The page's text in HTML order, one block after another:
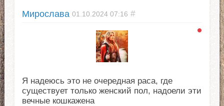
Мирослава 01.10.2024 07:16 #
Я надеюсь это не очередная раса, где
существует только женский пол, надоели эти
вечные кошкажена